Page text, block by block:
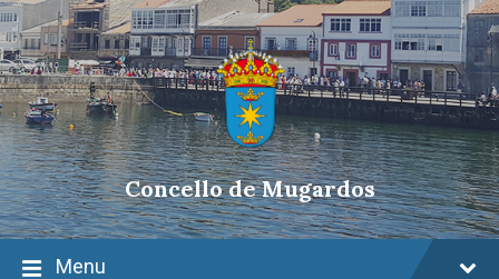
Skip
to
content
Skip
to
main
navigation
Skip
to
footer
Concello de Mugardos
Menu